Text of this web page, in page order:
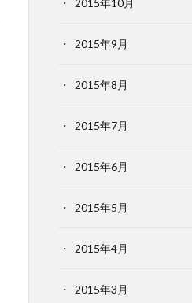
2015年10月
2015年9月
2015年8月
2015年7月
2015年6月
2015年5月
2015年4月
2015年3月